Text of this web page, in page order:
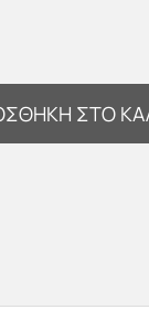
ΣΤΟ